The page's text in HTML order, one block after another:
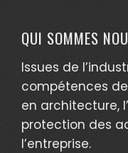
QUI SOMMES
Issues de
compétences
en architecture,
protection des
l’entreprise.